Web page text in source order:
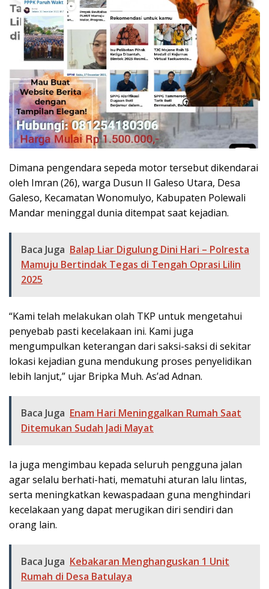
Dimana pengendara sepeda motor tersebut dikendarai
oleh Imran (26), warga Dusun II Galeso Utara, Desa
Galeso, Kecamatan Wonomulyo, Kabupaten Polewali
Mandar meninggal dunia ditempat saat kejadian.
Baca Juga Balap Liar Digulung Dini Hari – Polresta
Mamuju Bertindak Tegas di Tengah Oprasi Lilin
2025
“Kami telah melakukan olah TKP untuk mengetahui
penyebab pasti kecelakaan ini. Kami juga
mengumpulkan keterangan dari saksi-saksi di sekitar
lokasi kejadian guna mendukung proses penyelidikan
lebih lanjut,” ujar Bripka Muh. As’ad Adnan.
Baca Juga Enam Hari Meninggalkan Rumah Saat
Ditemukan Sudah Jadi Mayat
Ia juga mengimbau kepada seluruh pengguna jalan
agar selalu berhati-hati, mematuhi aturan lalu lintas,
serta meningkatkan kewaspadaan guna menghindari
kecelakaan yang dapat merugikan diri sendiri dan
orang lain.
Baca Juga Kebakaran Menghanguskan 1 Unit
Rumah di Desa Batulaya